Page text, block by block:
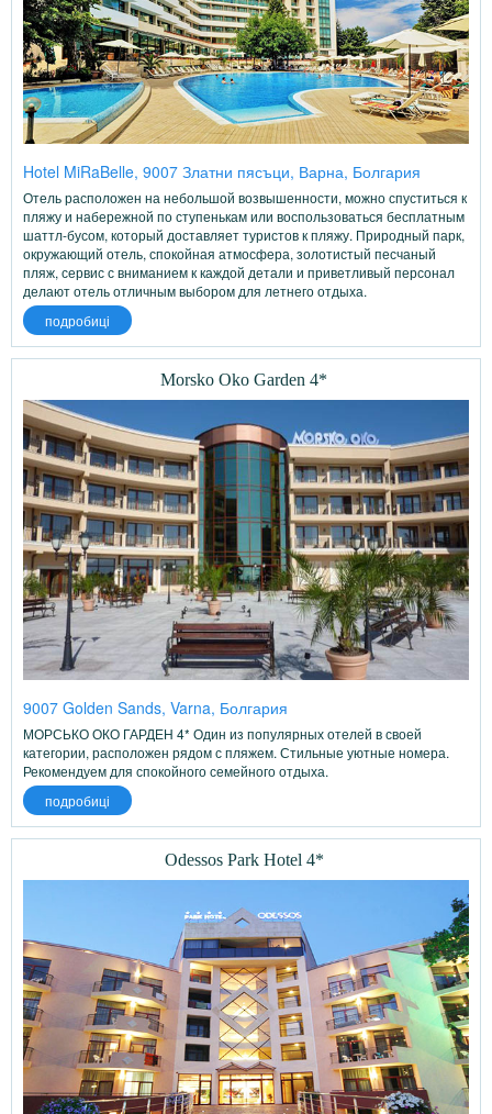
Hotel MiRaBelle, 9007 Златни пясъци, Варна, Болгария
Отель расположен на небольшой возвышенности, можно спуститься к
пляжу и набережной по ступенькам или воспользоваться бесплатным
шаттл-бусом, который доставляет туристов к пляжу. Природный парк,
окружающий отель, спокойная атмосфера, золотистый песчаный
пляж, сервис с вниманием к каждой детали и приветливый персонал
делают отель отличным выбором для летнего отдыха.
подробиці
Morsko Oko Garden 4*
9007 Golden Sands, Varna, Болгария
МОРСЬКО ОКО ГАРДЕН 4* Один из популярных отелей в своей
категории, расположен рядом с пляжем. Стильные уютные номера.
Рекомендуем для спокойного семейного отдыха.
подробиці
Odessos Park Hotel 4*